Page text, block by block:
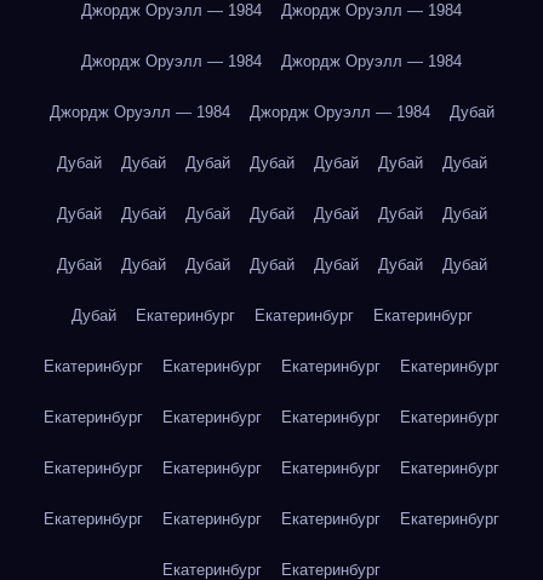
Джордж Оруэлл — 1984 Джордж Оруэлл — 1984
Джордж Оруэлл — 1984 Джордж Оруэлл — 1984
Джордж Оруэлл — 1984 Джордж Оруэлл — 1984 Дубай
Дубай Дубай Дубай Дубай Дубай Дубай Дубай
Дубай Дубай Дубай Дубай Дубай Дубай Дубай
Дубай Дубай Дубай Дубай Дубай Дубай Дубай
Дубай Екатеринбург Екатеринбург Екатеринбург
Екатеринбург Екатеринбург Екатеринбург Екатеринбург
Екатеринбург Екатеринбург Екатеринбург Екатеринбург
Екатеринбург Екатеринбург Екатеринбург Екатеринбург
Екатеринбург Екатеринбург Екатеринбург Екатеринбург
Екатеринбург Екатеринбург